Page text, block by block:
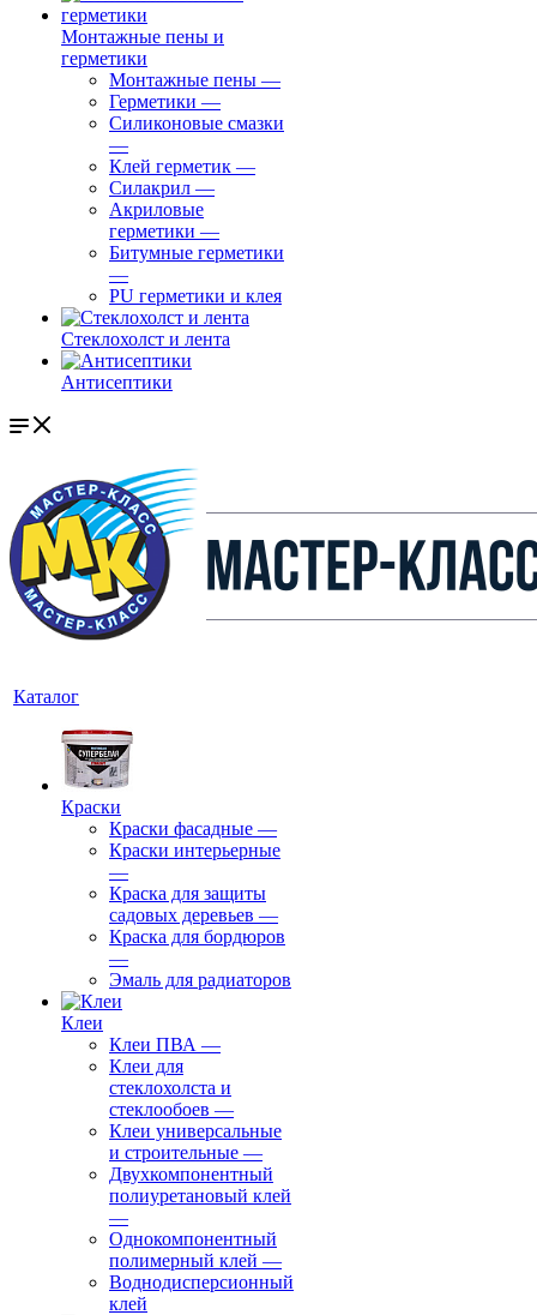
Монтажные пены и
герметики
Монтажные пены —
Герметики —
Силиконовые смазки
—
Клей герметик —
Силакрил —
Акриловые
герметики —
Битумные герметики
—
PU герметики и клея
Стеклохолст и лента
Антисептики
Каталог
Краски
Краски фасадные —
Краски интерьерные
—
Краска для защиты
садовых деревьев —
⁠Краска для бордюров
—
Эмаль для радиаторов
Клеи
Клеи ПВА —
Клеи для
стеклохолста и
стеклообоев —
Клеи универсальные
и строительные —
Двухкомпонентный
полиуретановый клей
—
Однокомпонентный
полимерный клей —
Воднодисперсионный
клей